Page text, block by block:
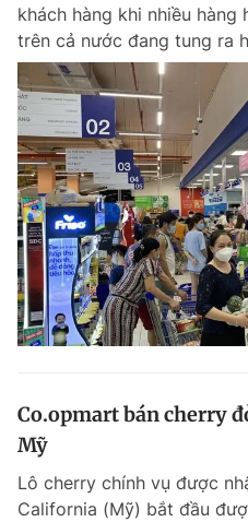
khách hàng khi nhiều hàng
trên cả nước đang tung ra
Co.opmart bán cherry
Mỹ
Lô cherry chính vụ được
California (Mỹ) bắt đầu